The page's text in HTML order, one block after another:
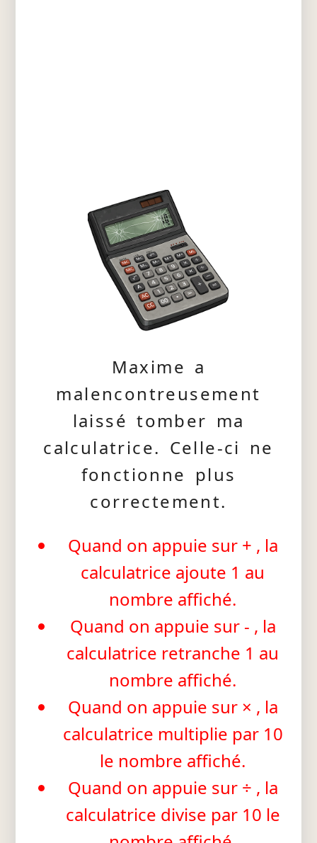
Maxime a
malencontreusement
laissé tomber ma
calculatrice. Celle-ci ne
fonctionne plus
correctement.
Quand on appuie sur + , la
calculatrice ajoute 1 au
nombre affiché.
Quand on appuie sur - , la
calculatrice retranche 1 au
nombre affiché.
Quand on appuie sur × , la
calculatrice multiplie par 10
le nombre affiché.
Quand on appuie sur ÷ , la
calculatrice divise par 10 le